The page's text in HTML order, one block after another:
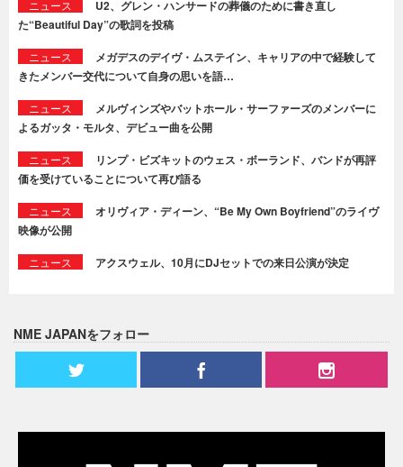
ニュース
U2、グレン・ハンサードの葬儀のために書き直し
た“Beautiful Day”の歌詞を投稿
ニュース
メガデスのデイヴ・ムステイン、キャリアの中で経験して
きたメンバー交代について自身の思いを語…
ニュース
メルヴィンズやバットホール・サーファーズのメンバーに
よるガッタ・モルタ、デビュー曲を公開
ニュース
リンプ・ビズキットのウェス・ボーランド、バンドが再評
価を受けていることについて再び語る
ニュース
オリヴィア・ディーン、“Be My Own Boyfriend”のライヴ
映像が公開
ニュース アクスウェル、10月にDJセットでの来日公演が決定
NME JAPANをフォロー